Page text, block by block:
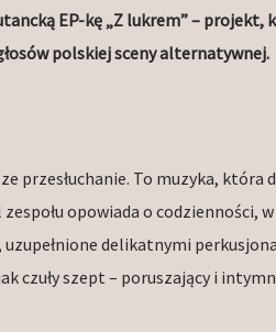
EP-kę „Z lukrem” – projekt,
polskiej sceny alternatywnej.
przesłuchanie. To muzyka, która
opowiada o codzienności,
delikatnymi
czuły szept – poruszający i